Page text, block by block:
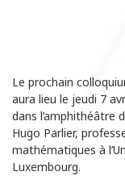
Le prochain
aura lieu le jeudi 7
dans l’amphithéâtre
Hugo Parlier,
mathématiques à
Luxembourg.